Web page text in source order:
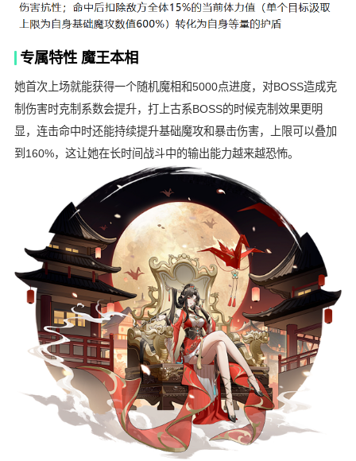
专属特性 魔王本相
她首次上场就能获得一个随机魔相和5000点进度，对BOSS造成克
制伤害时克制系数会提升，打上古系BOSS的时候克制效果更明
显，连击命中时还能持续提升基础魔攻和暴击伤害，上限可以叠加
到160%，这让她在长时间战斗中的输出能力越来越恐怖。